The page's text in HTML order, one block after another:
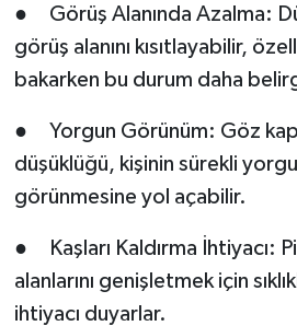
● Görüş Alanında Azalma:
görüş alanını kısıtlayabilir,
bakarken bu durum daha
● Yorgun Görünüm: Göz
düşüklüğü, kişinin sürekli
görünmesine yol açabilir.
● Kaşları Kaldırma İhtiyacı:
alanlarını genişletmek için
ihtiyacı duyarlar.